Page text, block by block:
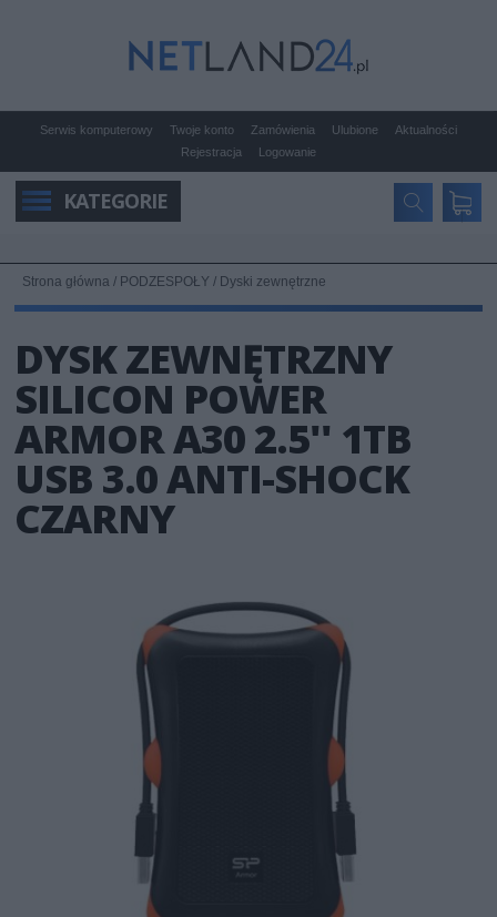
Serwis komputerowy Twoje konto Zamówienia Ulubione
Aktualności
Rejestracja
Logowanie
KATEGORIE
Strona główna / PODZESPOŁY / Dyski zewnętrzne
DYSK ZEWNĘTRZNY
SILICON POWER
ARMOR A30 2.5'' 1TB
USB 3.0 ANTI-SHOCK
CZARNY